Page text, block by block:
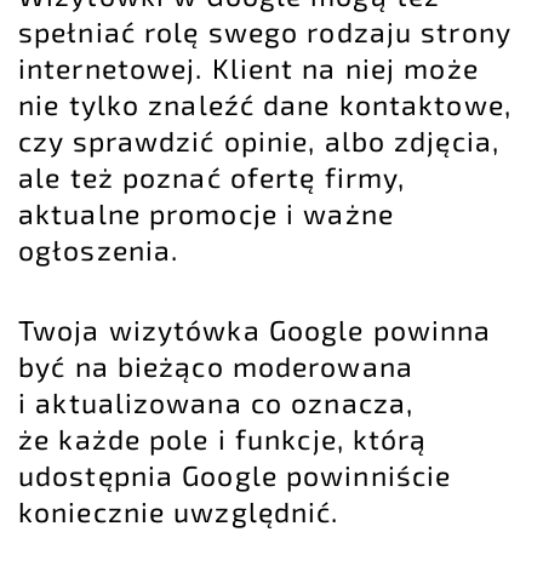
spełniać rolę swego rodzaju strony
internetowej. Klient na niej może
nie tylko znaleźć dane kontaktowe,
czy sprawdzić opinie, albo zdjęcia,
ale też poznać ofertę firmy,
aktualne promocje i ważne
ogłoszenia.
Twoja wizytówka Google powinna
być na bieżąco moderowana
i aktualizowana co oznacza,
że każde pole i funkcje, którą
udostępnia Google powinniście
koniecznie uwzględnić.